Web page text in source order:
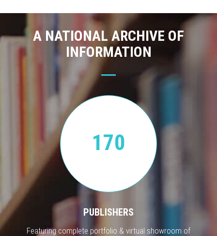
A NATIONAL ARCHIVE OF
INFORMATION
170
PUBLISHERS
Featuring complete portfolio & virtual showroom of